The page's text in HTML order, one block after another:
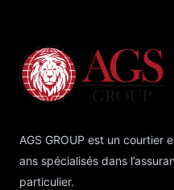
AGS GROUP est un courtier
ans spécialisés dans
particulier.